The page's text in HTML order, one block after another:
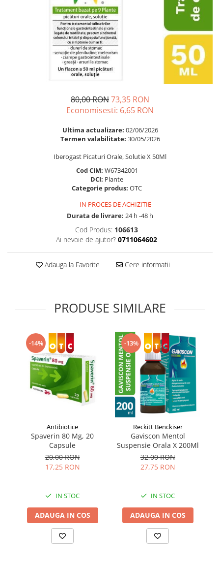
Probiotice si prebiotice
Slabire si control greutate
Supliment Calciu
Supliment Complexe
Supliment Vitamina C
Supliment Vitamina D3
Supliment Vitamina E
Supliment Zinc
Vitamine si minerale
Balsam masca si tratament
Produse cu SPF Pentru Fata
Repelenti insecte
80,00 RON73,35 RON
Economisesti: 6,65 RON
Ultima actualizare: 02/06/2026
Termen valabilitate: 30/05/2026
Iberogast Picaturi Orale, Solutie X 50Ml
Cod CIM: W67342001
DCI: Plante
Categorie produs: OTC
IN PROCES DE ACHIZITIE
Durata de livrare: 24 h -48 h
Cod Produs: 106613
Ai nevoie de ajutor? 0711064602
Adauga la Favorite Cere informatii
PRODUSE SIMILARE
-14%
Antibiotice
Spaverin 80 Mg, 20
Capsule
20,00 RON
17,25 RON
IN STOC
ADAUGA IN COS
-13%
Reckitt Benckiser
Gaviscon Mentol
Suspensie Orala X 200Ml
32,00 RON
27,75 RON
IN STOC
ADAUGA IN COS